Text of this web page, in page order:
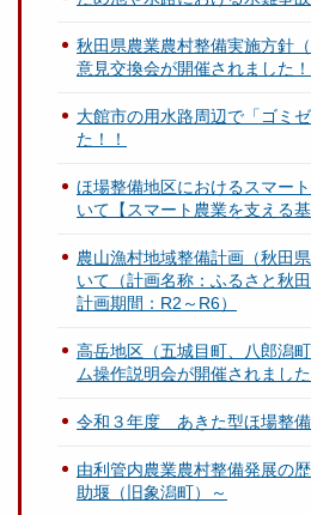
秋田県農業農村整備実施方針
意見交換会が開催されました！
大館市の用水路周辺で「ゴミ
た！！
ほ場整備地区におけるスマー
いて【スマート農業を支える
農山漁村地域整備計画（秋田
いて（計画名称：ふるさと秋
計画期間：R2～R6）
高岳地区（五城目町、八郎潟
ム操作説明会が開催されました
令和３年度 あきた型ほ場整
由利管内農業農村整備発展の
助堰（旧象潟町）～